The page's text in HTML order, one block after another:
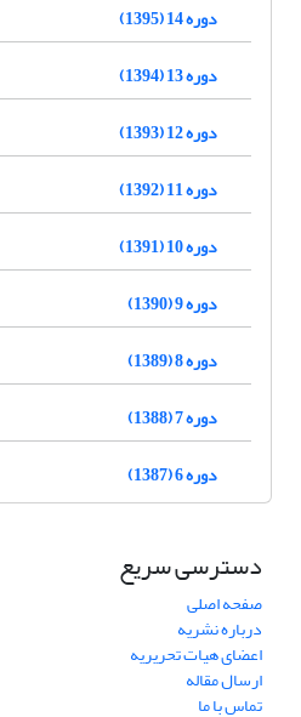
دوره 14 (1395)
دوره 13 (1394)
دوره 12 (1393)
دوره 11 (1392)
دوره 10 (1391)
دوره 9 (1390)
دوره 8 (1389)
دوره 7 (1388)
دوره 6 (1387)
دسترسی سریع
صفحه اصلی
درباره نشریه
اعضای هیات تحریریه
ارسال مقاله
تماس با ما